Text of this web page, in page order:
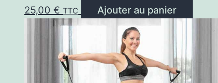
25,00 € TTC Ajouter au panier